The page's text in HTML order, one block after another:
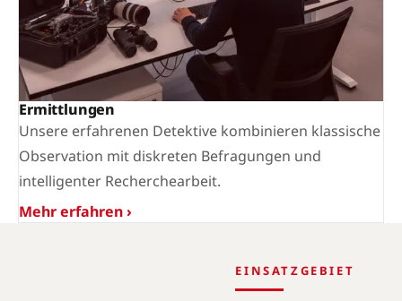
Ermittlungen
Unsere erfahrenen Detektive kombinieren klassische
Observation mit diskreten Befragungen und
intelligenter Recherchearbeit.
Mehr erfahren ›
EINSATZGEBIET